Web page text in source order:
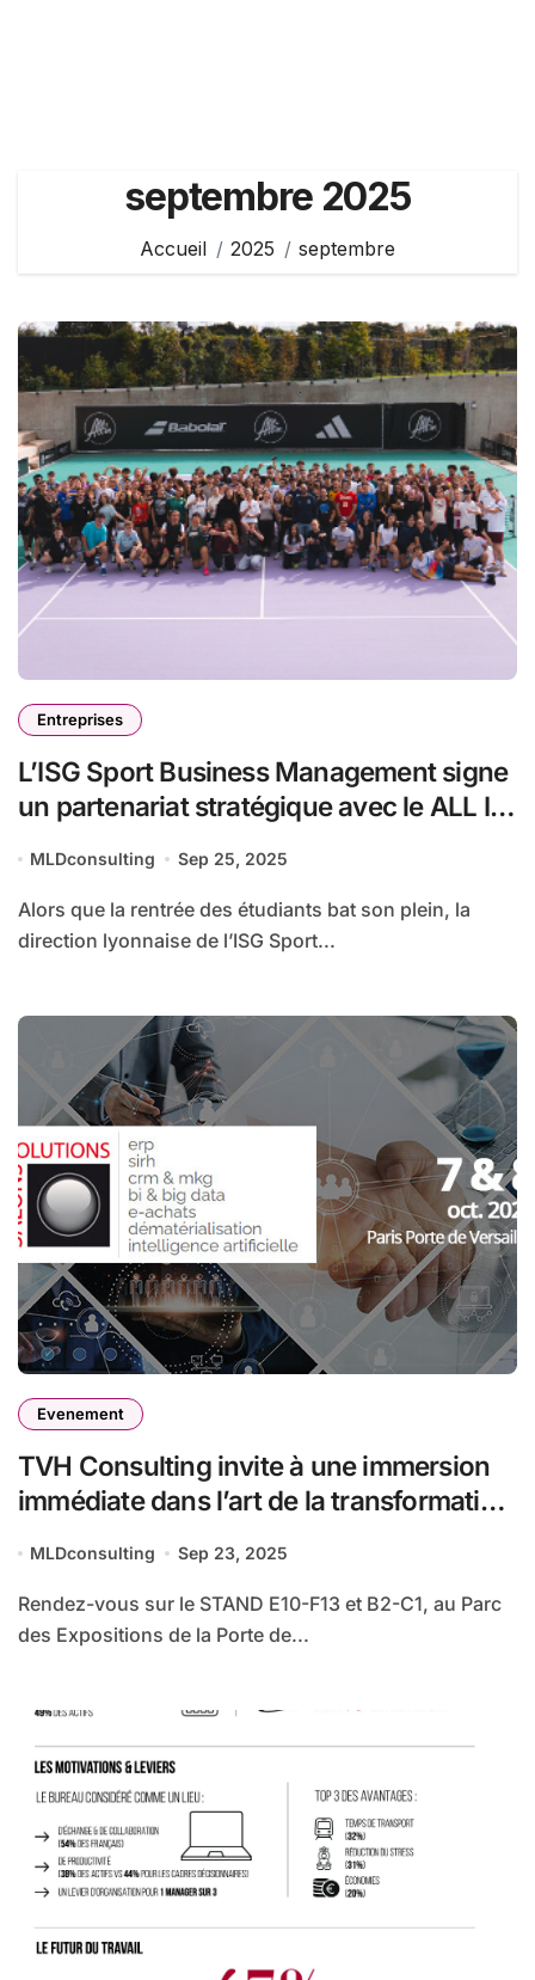
septembre 2025
Accueil 2025 septembre
Entreprises
L’ISG Sport Business Management signe
un partenariat stratégique avec le ALL IN
MLDconsulting Sep 25, 2025
Alors que la rentrée des étudiants bat son plein, la
direction lyonnaise de l’ISG Sport...
Evenement
TVH Consulting invite à une immersion
immédiate dans l’art de la transformation
octobre 2025
MLDconsulting Sep 23, 2025
Rendez-vous sur le STAND E10-F13 et B2-C1, au Parc
des Expositions de la Porte de...